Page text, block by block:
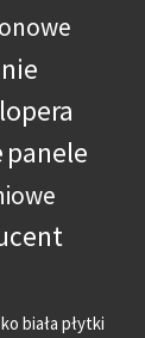
panele
biała płytki